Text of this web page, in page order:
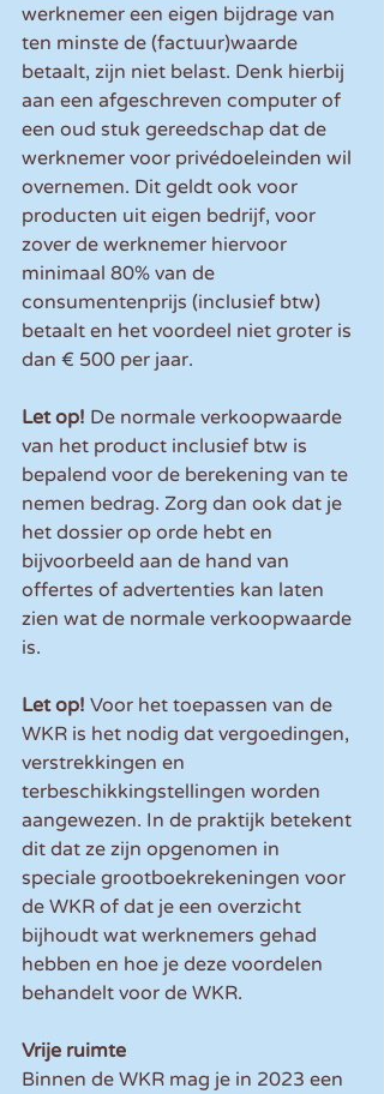
werknemer een eigen bijdrage van
ten minste de (factuur)waarde
betaalt, zijn niet belast. Denk hierbij
aan een afgeschreven computer of
een oud stuk gereedschap dat de
werknemer voor privédoeleinden wil
overnemen. Dit geldt ook voor
producten uit eigen bedrijf, voor
zover de werknemer hiervoor
minimaal 80% van de
consumentenprijs (inclusief btw)
betaalt en het voordeel niet groter is
dan € 500 per jaar.
Let op! De normale verkoopwaarde
van het product inclusief btw is
bepalend voor de berekening van te
nemen bedrag. Zorg dan ook dat je
het dossier op orde hebt en
bijvoorbeeld aan de hand van
offertes of advertenties kan laten
zien wat de normale verkoopwaarde
is.
Let op! Voor het toepassen van de
WKR is het nodig dat vergoedingen,
verstrekkingen en
terbeschikkingstellingen worden
aangewezen. In de praktijk betekent
dit dat ze zijn opgenomen in
speciale grootboekrekeningen voor
de WKR of dat je een overzicht
bijhoudt wat werknemers gehad
hebben en hoe je deze voordelen
behandelt voor de WKR.
Vrije ruimte
Binnen de WKR mag je in 2023 een